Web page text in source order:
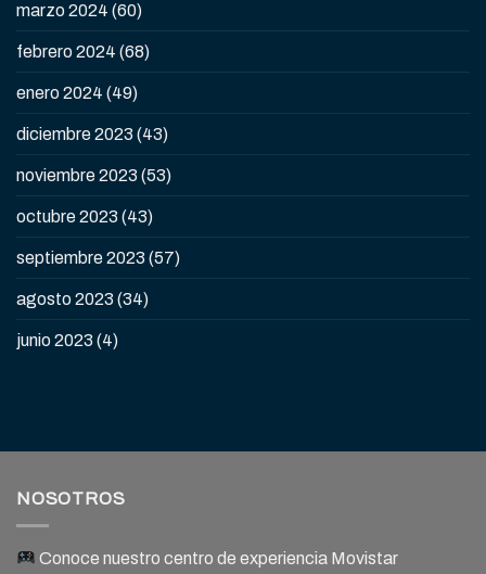
marzo 2024 (60)
febrero 2024 (68)
enero 2024 (49)
diciembre 2023 (43)
noviembre 2023 (53)
octubre 2023 (43)
septiembre 2023 (57)
agosto 2023 (34)
junio 2023 (4)
NOSOTROS
Conoce nuestro centro de experiencia Movistar